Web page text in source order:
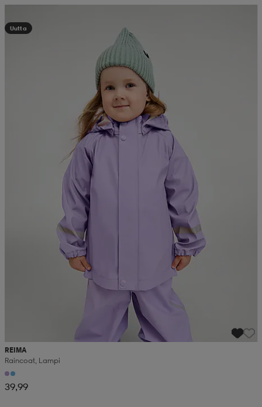
Uutta
REIMA
Raincoat, Lampi
39,99